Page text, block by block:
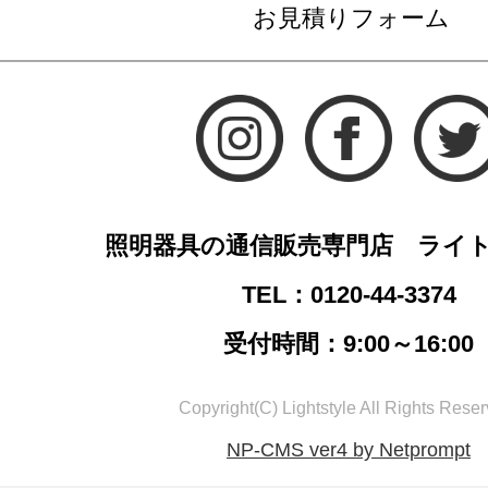
お見積りフォーム
照明器具の通信販売専門店 ライ
TEL：0120-44-3374
受付時間：9:00～16:00
Copyright(C) Lightstyle All Rights
NP-CMS ver4 by Netprompt